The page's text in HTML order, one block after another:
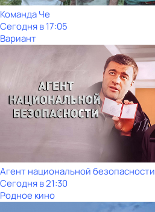
Команда Че
Сегодня в 17:05
Вариант
Агент национальной безопасности
Сегодня в 21:30
Родное кино